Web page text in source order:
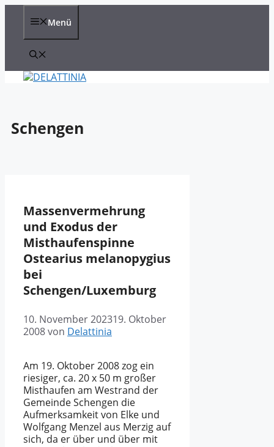
Zum
Menü
Schengen
Massenvermehrung
und Exodus der
Misthaufenspinne
Ostearius melanopygius
bei
Schengen/Luxemburg
10. November 202319. Oktober
2008von Delattinia
Am 19. Oktober 2008 zog ein
riesiger, ca. 20 x 50 m großer
Misthaufen am Westrand der
Gemeinde Schengen die
Aufmerksamkeit von Elke und
Wolfgang Menzel aus Merzig auf
sich, da er über und über mit